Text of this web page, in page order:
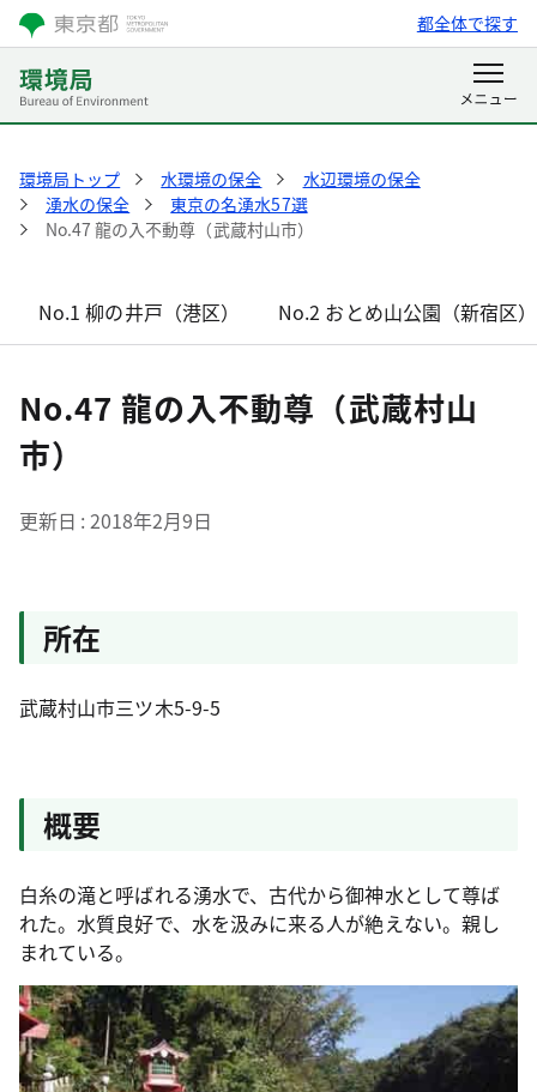
都全体で探す
環境局トップ 水環境の保全
水辺環境の保全
湧水の保全
東京の名湧水57選
No.47 龍の入不動尊（武蔵村山市）
No.1 柳の井戸（港区） No.2 おとめ山公園（新宿区）
No.47 龍の入不動尊（武蔵村山
市）
更新日 2018年2月9日
所在
武蔵村山市三ツ木5-9-5
概要
白糸の滝と呼ばれる湧水で、古代から御神水として尊ば
れた。水質良好で、水を汲みに来る人が絶えない。親し
まれている。